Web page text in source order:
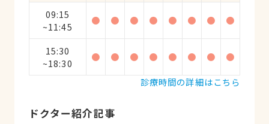
09:15
~11:45
● ● ● ● ● ● ● ●
15:30
~18:30
● ● ● ● ● ● ●
●
診療時間の詳細はこちら
ドクター紹介記事